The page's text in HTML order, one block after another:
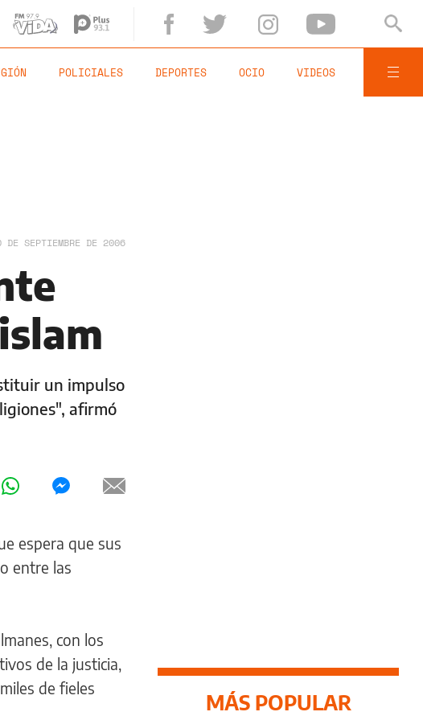
POLICIALES DEPORTES OCIO VIDEOS
DE SEPTIEMBRE DE 2006
un impulso
afirmó
espera que sus
entre las
con los
de la justicia,
de fieles
MÁS POPULAR